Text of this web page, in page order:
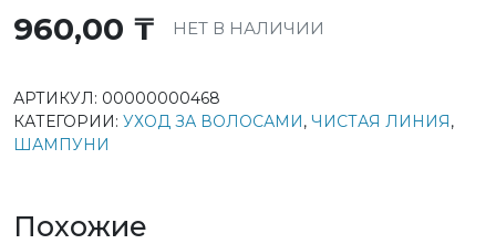
960,00 ₸ НЕТ В НАЛИЧИИ
АРТИКУЛ: 00000000468
КАТЕГОРИИ: УХОД ЗА ВОЛОСАМИ, ЧИСТАЯ ЛИНИЯ,
ШАМПУНИ
Похожие